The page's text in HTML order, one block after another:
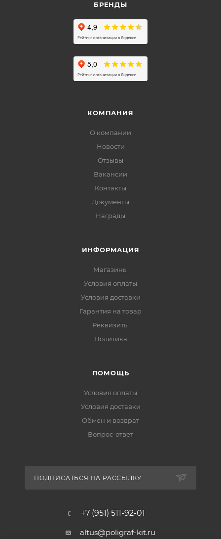
БРЕНДЫ
КОМПАНИЯ
О компании
Новости
Отзывы
Вакансии
Контакты
Документы
Награды
ИНФОРМАЦИЯ
Магазины
Условия оплаты
Условия доставки
Гарантия на товар
Реквизиты
Политика
ПОМОЩЬ
Условия оплаты
Условия доставки
Обмен и возврат
Вопрос-ответ
ПОДПИСАТЬСЯ НА РАССЫЛКУ
+7 (951) 511-92-01
altus@poligraf-kit.ru